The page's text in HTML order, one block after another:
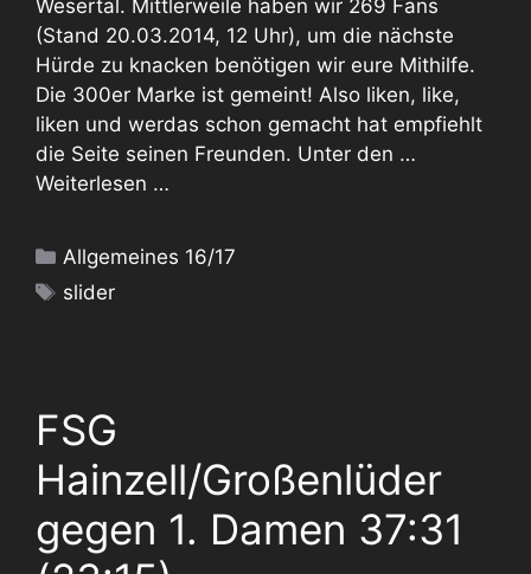
Wesertal. Mittlerweile haben wir 269 Fans
(Stand 20.03.2014, 12 Uhr), um die nächste
Hürde zu knacken benötigen wir eure Mithilfe.
Die 300er Marke ist gemeint! Also liken, like,
liken und werdas schon gemacht hat empfiehlt
die Seite seinen Freunden. Unter den …
Weiterlesen …
Kategorien
Allgemeines 16/17
Schlagwörter
slider
FSG
Hainzell/Großenlüder
gegen 1. Damen 37:31